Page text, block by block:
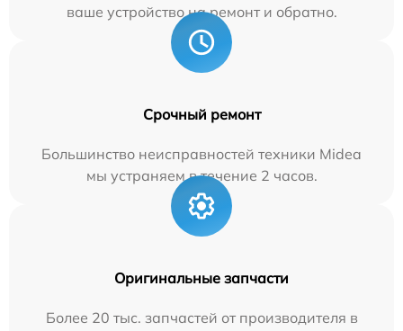
ваше устройство на ремонт и обратно.
Срочный ремонт
Большинство неисправностей техники Midea
мы устраняем в течение 2 часов.
Оригинальные запчасти
Более 20 тыс. запчастей от производителя в